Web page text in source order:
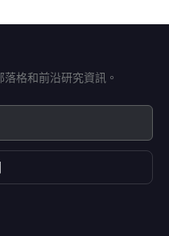
格和前沿研究資訊。